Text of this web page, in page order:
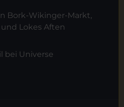
Bork-Wikinger-Markt,
Lokes Aften
bei Universe